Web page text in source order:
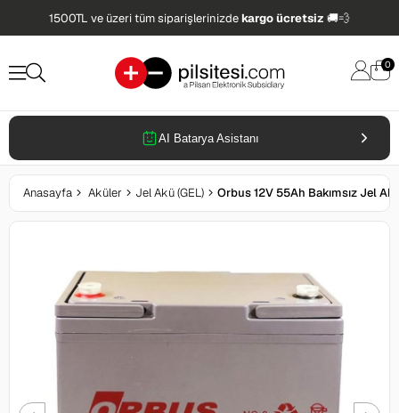
1500TL ve üzeri tüm siparişlerinizdekargo ücretsiz 🚚💨
0
AI Batarya Asistanı
Anasayfa Aküler Jel Akü (GEL) Orbus 12V 55Ah Bakımsız Jel